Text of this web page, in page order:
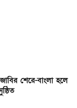
শেরে-বাংলা হলে